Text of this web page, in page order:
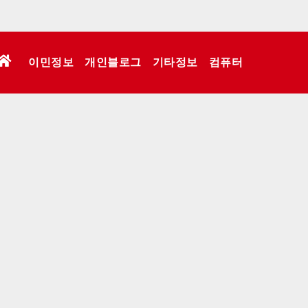
이민정보 개인블로그 기타정보 컴퓨터